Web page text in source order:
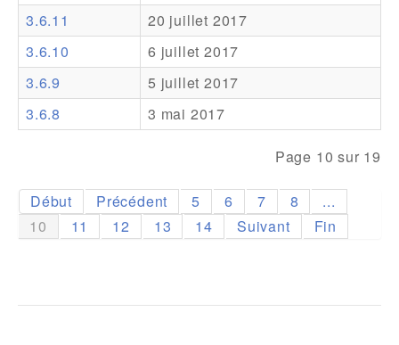
Forum
Support Pro
3.6.11
20 juillet 2017
3.6.10
6 juillet 2017
3.6.9
5 juillet 2017
3.6.8
3 mai 2017
Page 10 sur 19
Début Précédent 5 6 7 8
...
10
11 12 13 14 Suivant Fin